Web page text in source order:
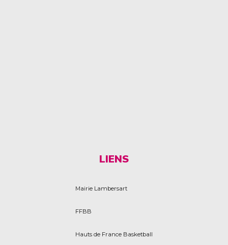
LIENS
Mairie Lambersart
FFBB
Hauts de France Basketball